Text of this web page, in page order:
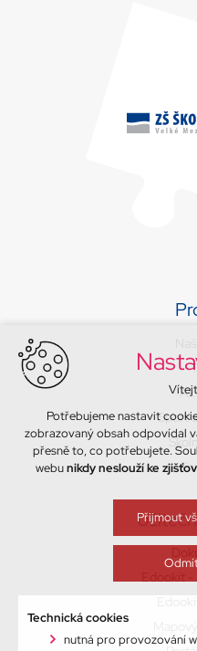
Sport
Potřebujeme nastavit
zobrazovaný obsah odpovídal
přesně to, co potřebujete.
webunikdy neslouží ke
Přijmout
Technická cookies
nutná pro provozování